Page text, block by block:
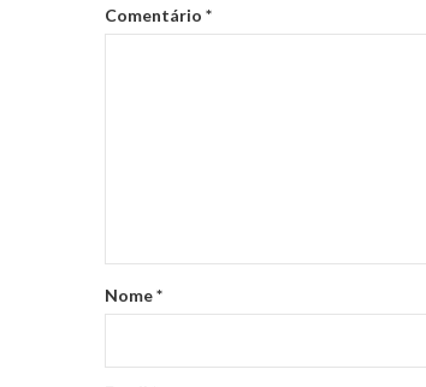
Comentário *
Nome*